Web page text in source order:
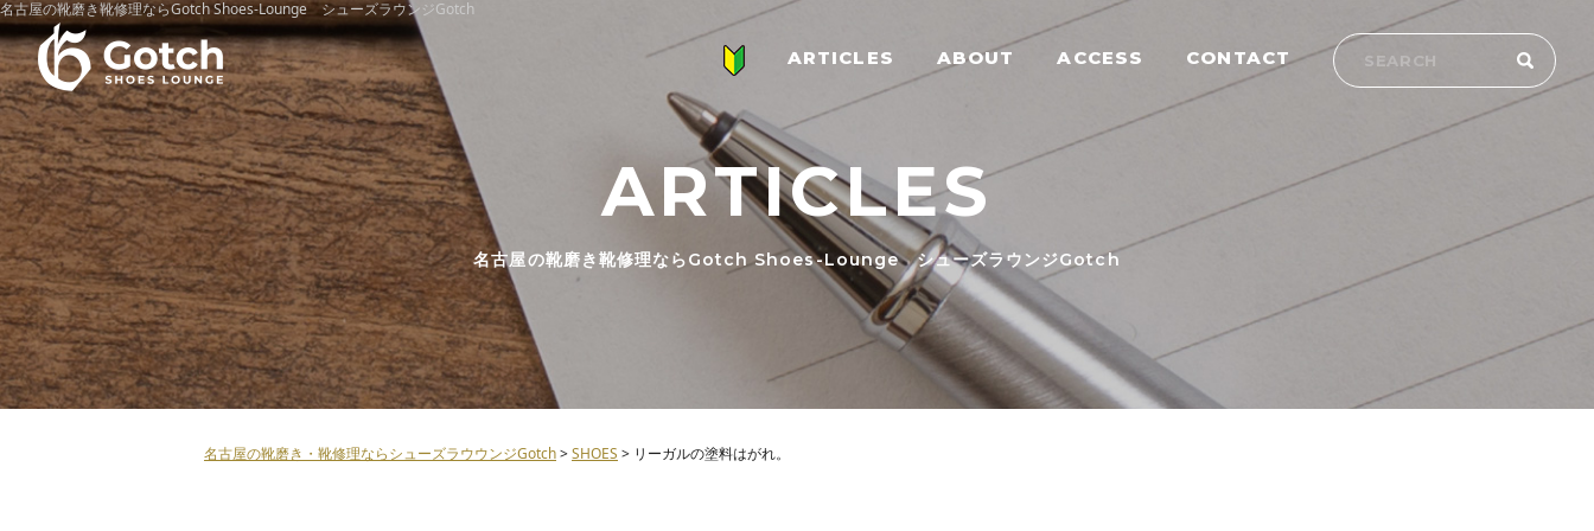
名古屋の靴磨き靴修理ならGotch Shoes-Lounge シューズラウンジGotch
ARTICLES ABOUT ACCESS CONTACT
ARTICLES
名古屋の靴磨き靴修理ならGotch Shoes-Lounge シューズラウンジGotch
名古屋の靴磨き・靴修理ならシューズラウウンジGotch>SHOES > リーガルの塗料はがれ。